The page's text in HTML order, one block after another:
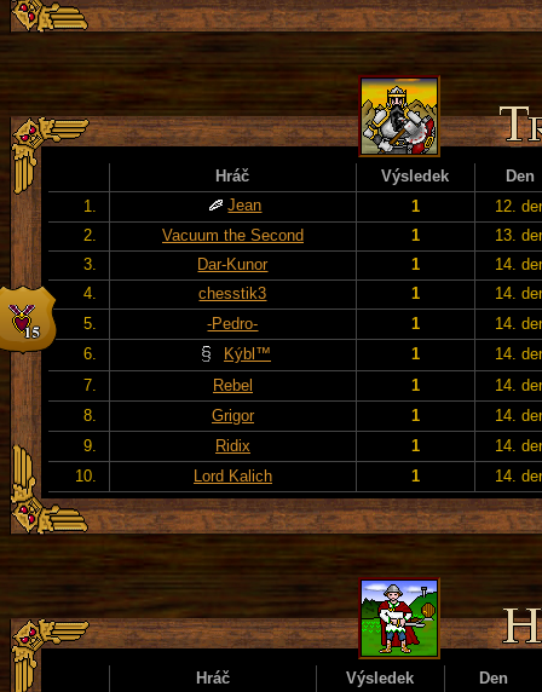
Hráč Výsledek
Den
1.
Jean 1
12.
2.
Vacuum the Second 1
13.
3.
Dar-Kunor 1
14.
4.
chesstik3 1
14.
5.
-Pedro- 1
14.
6.
Kýbl™ 1
14.
7.
Rebel 1
14.
8.
Grigor 1
14.
9.
Ridix 1
14.
10.
Lord Kalich 1 14.
Hráč Výsledek
Den